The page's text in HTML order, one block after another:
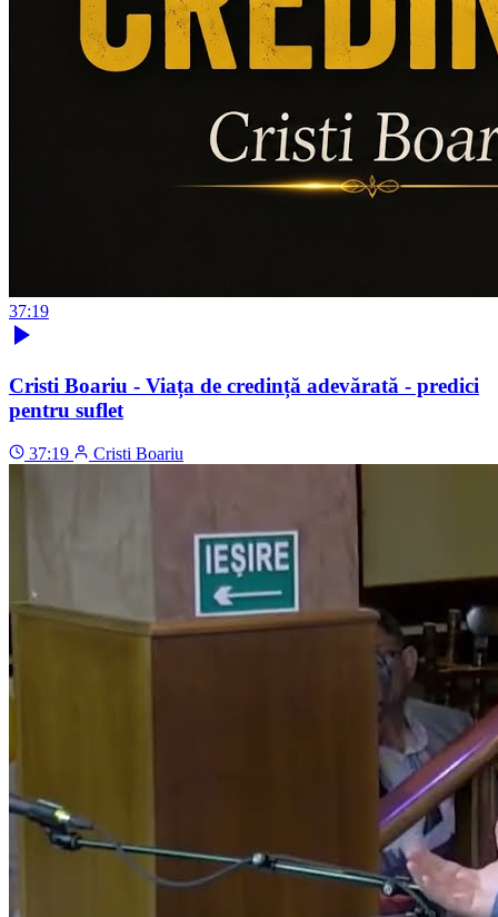
37:19
Cristi Boariu - Viața de credință adevărată - predici
pentru suflet
37:19 Cristi Boariu